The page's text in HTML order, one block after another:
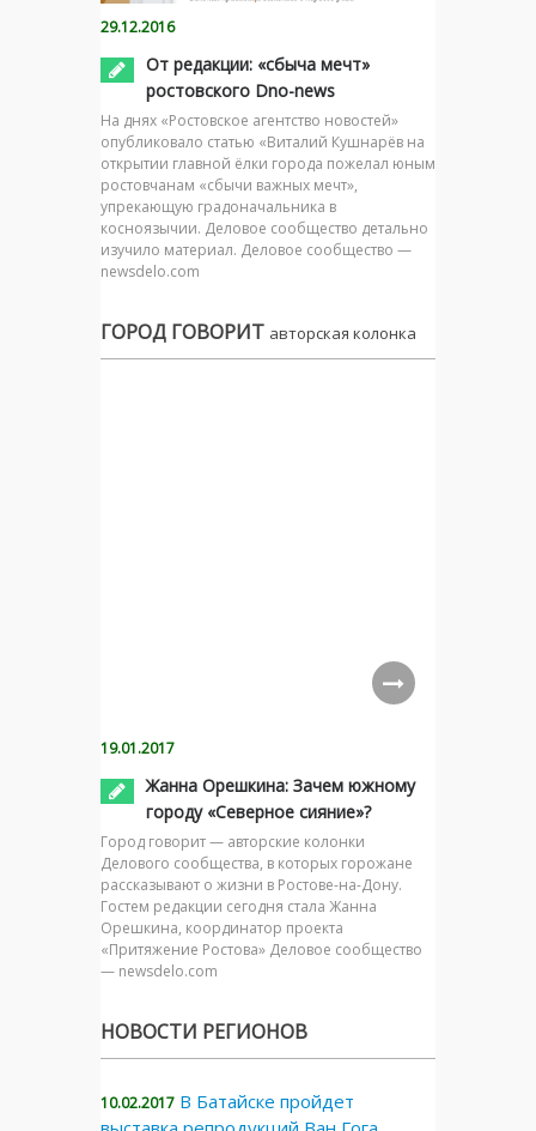
29.12.2016
От редакции: «сбыча мечт»
ростовского Dno-news
На днях «Ростовское агентство новостей»
опубликовало статью «Виталий Кушнарёв на
открытии главной ёлки города пожелал юным
ростовчанам «сбычи важных мечт»,
упрекающую градоначальника в
косноязычии. Деловое сообщество детально
изучило материал. Деловое сообщество —
newsdelo.com
ГОРОД ГОВОРИТ авторская колонка
19.01.2017
Жанна Орешкина: Зачем южному
городу «Северное сияние»?
Город говорит — авторские колонки
Делового сообщества, в которых горожане
рассказывают о жизни в Ростове-на-Дону.
Гостем редакции сегодня стала Жанна
Орешкина, координатор проекта
«Притяжение Ростова» Деловое сообщество
— newsdelo.com
НОВОСТИ РЕГИОНОВ
10.02.2017 В Батайске пройдет